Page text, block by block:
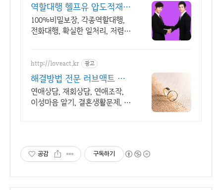
역할대행 헬프유 압도적재이
용 역할대행, 상황연출 전문
업체
100%비밀보장, 각종역할대행,
전화대행, 확실한 일처리, 저렴한
http://loveact.kr 광고
해결방법 전문 러브액트 실
전경험이 가장 많은 업체
연애상담, 재회상담, 연애조작,
이성마음 알기, 결혼생활문제, 연
공감 구독하기